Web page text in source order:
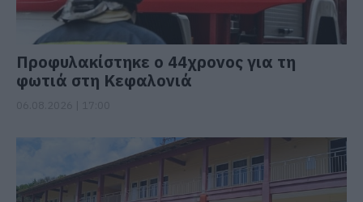
Προφυλακίστηκε ο 44χρονος για τη
φωτιά στη Κεφαλονιά